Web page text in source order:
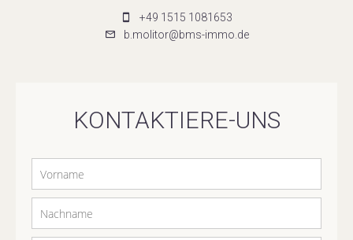
+49 1515 1081653
b.molitor@bms-immo.de
KONTAKTIERE-UNS